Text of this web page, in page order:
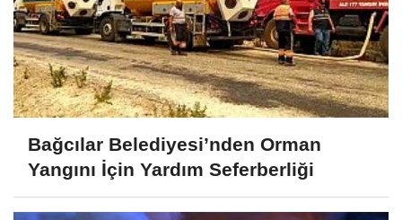
Bağcılar Belediyesi’nden Orman
Yangını İçin Yardım Seferberliği